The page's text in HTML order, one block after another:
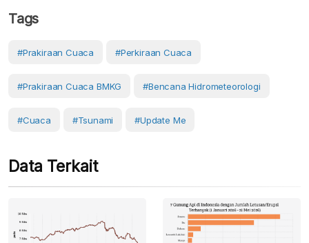
Tags
#prakiraan Cuaca #perkiraan Cuaca
#prakiraan Cuaca BMKG #bencana Hidrometeorologi
#cuaca #Tsunami #Update Me
Data Terkait